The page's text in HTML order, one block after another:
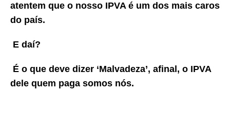
atentem que o nosso IPVA é um dos mais caros
do país.
E daí?
É o que deve dizer ‘Malvadeza’, afinal, o IPVA
dele quem paga somos nós.